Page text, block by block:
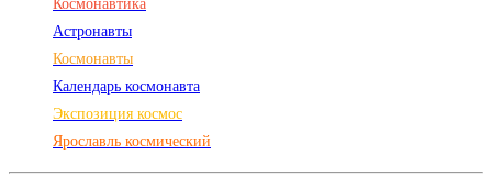
Космонавтика
Астронавты
Космонавты
Календарь космонавта
Экспозиция космос
Ярославль космический